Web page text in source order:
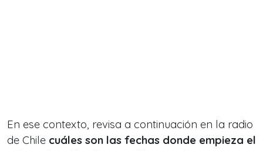
En ese contexto, revisa a continuación en la radio
de Chile cuáles son las fechas donde empieza el